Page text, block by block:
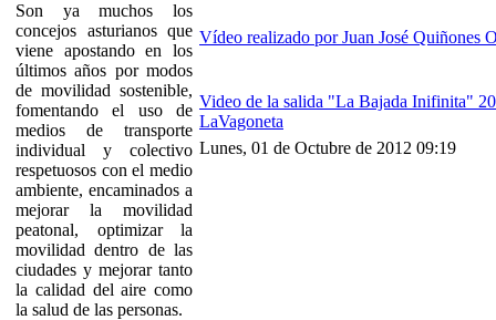
Son ya muchos los
concejos asturianos que
viene apostando en los
últimos años por modos
de movilidad sostenible,
fomentando el uso de
medios de transporte
individual y colectivo
respetuosos con el medio
ambiente, encaminados a
mejorar la movilidad
peatonal, optimizar la
movilidad dentro de las
ciudades y mejorar tanto
la calidad del aire como
la salud de las personas.
Vídeo realizado por Juan José Quiñones
Video de la salida "La Bajada Inifinita"
LaVagoneta
Lunes, 01 de Octubre de 2012 09:19